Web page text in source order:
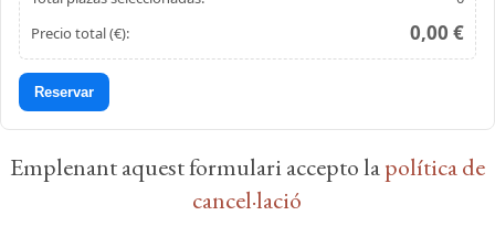
Precio total (€):
0,00 €
Reservar
Emplenant aquest formulari accepto lapolítica de
cancel·lació